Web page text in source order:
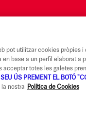
Canal Alerta Ètica
pot utilitzar cookies pròpies
en base a un perfil elaborat a
acceptar totes les galetes
SEU ÚS PREMENT EL BOTÓ
nostra
Política de Cookies